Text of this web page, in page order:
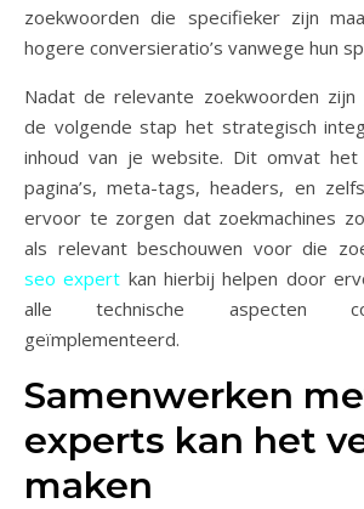
zoekwoorden die specifieker zijn
hogere conversieratio’s vanwege hun
Nadat de relevante zoekwoorden zijn
de volgende stap het strategisch
inhoud van je website. Dit omvat het
pagina’s, meta-tags, headers, en
ervoor te zorgen dat zoekmachines
als relevant beschouwen voor die
seo expert kan hierbij helpen door
alle technische aspecten
geïmplementeerd.
Samenwerken
experts kan het
maken